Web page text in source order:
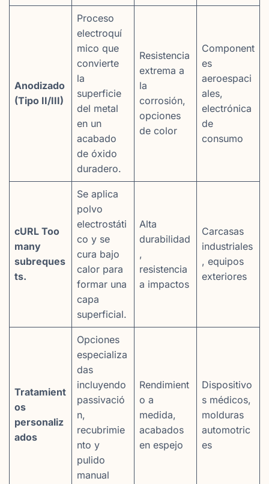
Anodizado
(Tipo II/III)
Proceso
electroquí
mico que
convierte
la
superficie
del metal
en un
acabado
de óxido
duradero.
Resistencia
extrema a
la
corrosión,
opciones
de color
Component
es
aeroespaci
ales,
electrónica
de
consumo
cURL Too
many
subreques
ts.
Se aplica
polvo
electrostáti
co y se
cura bajo
calor para
formar una
capa
superficial.
Alta
durabilidad
,
resistencia
a impactos
Carcasas
industriales
, equipos
exteriores
Tratamient
os
personaliz
ados
Opciones
especializa
das
incluyendo
passivació
n,
recubrimie
nto y
pulido
manual
Rendimient
o a
medida,
acabados
en espejo
Dispositivo
s médicos,
molduras
automotric
es